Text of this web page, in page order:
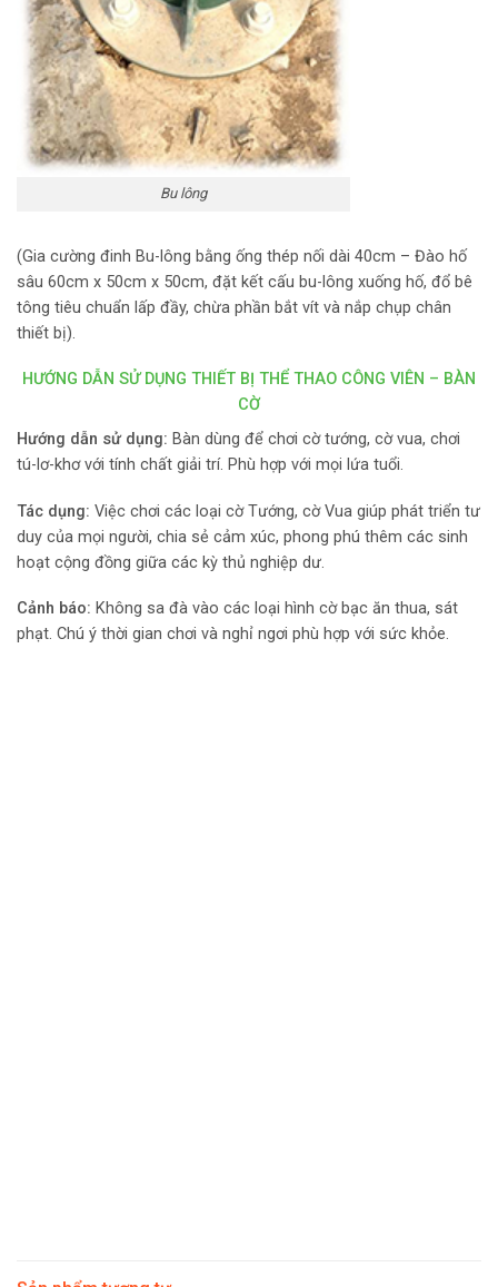
Bu lông
(Gia cường đinh Bu-lông bằng ống thép nối dài 40cm – Đào hố
sâu 60cm x 50cm x 50cm, đặt kết cấu bu-lông xuống hố, đổ bê
tông tiêu chuẩn lấp đầy, chừa phần bắt vít và nắp chụp chân
thiết bị).
HƯỚNG DẪN SỬ DỤNG THIẾT BỊ THỂ THAO CÔNG VIÊN – BÀN
CỜ
Hướng dẫn sử dụng: Bàn dùng để chơi cờ tướng, cờ vua, chơi
tú-lơ-khơ với tính chất giải trí. Phù hợp với mọi lứa tuổi.
Tác dụng: Việc chơi các loại cờ Tướng, cờ Vua giúp phát triển tư
duy của mọi người, chia sẻ cảm xúc, phong phú thêm các sinh
hoạt cộng đồng giữa các kỳ thủ nghiệp dư.
Cảnh báo: Không sa đà vào các loại hình cờ bạc ăn thua, sát
phạt. Chú ý thời gian chơi và nghỉ ngơi phù hợp với sức khỏe.